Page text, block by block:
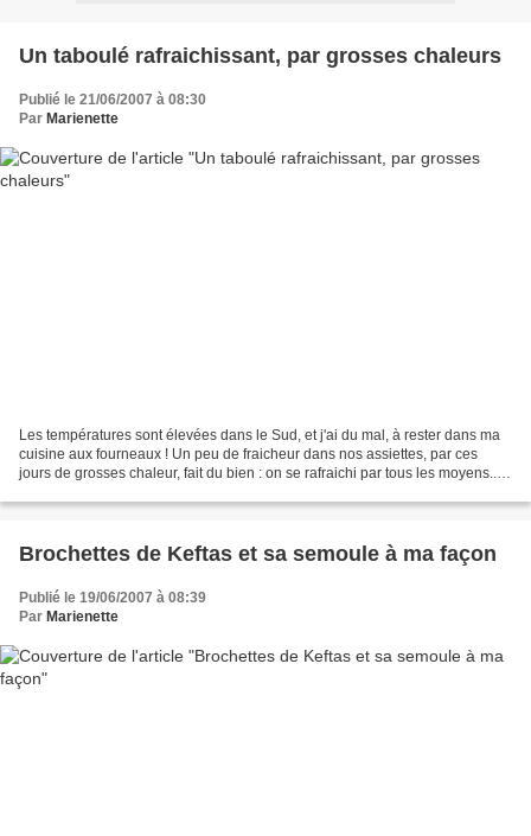
Un taboulé rafraichissant, par grosses chaleurs
Publié le 21/06/2007 à 08:30
Par Marienette
Les températures sont élevées dans le Sud, et j'ai du mal, à rester dans ma
cuisine aux fourneaux ! Un peu de fraicheur dans nos assiettes, par ces
jours de grosses chaleur, fait du bien : on se rafraichi par tous les moyens....
Brochettes de Keftas et sa semoule à ma façon
Publié le 19/06/2007 à 08:39
Par Marienette